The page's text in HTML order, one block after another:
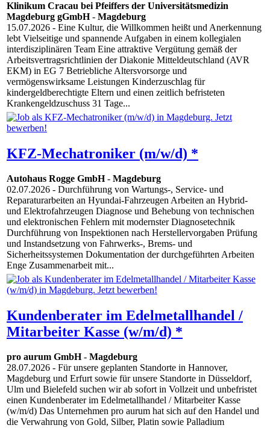
Klinikum Cracau bei Pfeiffers der Universitätsmedizin
Magdeburg gGmbH- Magdeburg
15.07.2026 - Eine Kultur, die Willkommen heißt und Anerkennung
lebt Vielseitige und spannende Aufgaben in einem kollegialen
interdisziplinären Team Eine attraktive Vergütung gemäß der
Arbeitsvertragsrichtlinien der Diakonie Mitteldeutschland (AVR
EKM) in EG 7 Betriebliche Altersvorsorge und
vermögenswirksame Leistungen Kinderzuschlag für
kindergeldberechtigte Eltern und einen zeitlich befristeten
Krankengeldzuschuss 31 Tage...
KFZ-Mechatroniker (m/w/d) *
Autohaus Rogge GmbH- Magdeburg
02.07.2026 - Durchführung von Wartungs-, Service- und
Reparaturarbeiten an Hyundai-Fahrzeugen Arbeiten an Hybrid-
und Elektrofahrzeugen Diagnose und Behebung von technischen
und elektronischen Fehlern mit modernster Diagnosetechnik
Durchführung von Inspektionen nach Herstellervorgaben Prüfung
und Instandsetzung von Fahrwerks-, Brems- und
Sicherheitssystemen Dokumentation der durchgeführten Arbeiten
Enge Zusammenarbeit mit...
Kundenberater im Edelmetallhandel /
Mitarbeiter Kasse (w/m/d) *
pro aurum GmbH- Magdeburg
28.07.2026 - Für unsere geplanten Standorte in Hannover,
Magdeburg und Erfurt sowie für unsere Standorte in Düsseldorf,
Ulm und Bielefeld suchen wir ab sofort in Vollzeit und unbefristet
einen Kundenberater im Edelmetallhandel / Mitarbeiter Kasse
(w/m/d) Das Unternehmen pro aurum hat sich auf den Handel und
die Verwahrung von Gold, Silber, Platin sowie Palladium